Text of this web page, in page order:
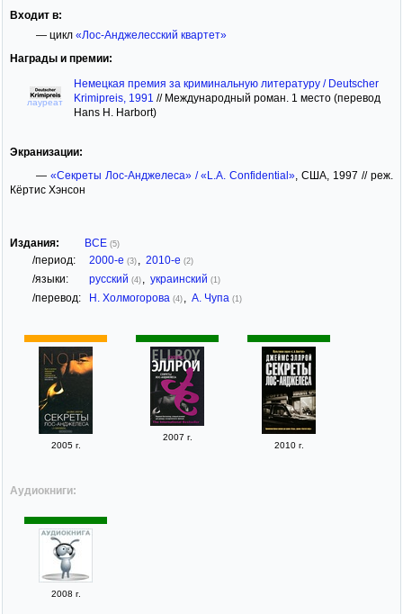
Входит в:
— цикл «Лос-Анджелесский квартет»
Награды и премии:
лауреат
Немецкая премия за криминальную литературу / Deutscher
Krimipreis, 1991 // Международный роман. 1 место (перевод
Hans H. Harbort)
Экранизации:
— «Секреты Лос-Анджелеса» / «L.A. Confidential» , США, 1997 // реж.
Кёртис Хэнсон
Издания: ВСЕ (5)
/период: 2000-е (3) 2010-е (2)
/языки: русский (4) украинский (1)
/перевод: Н. Холмогорова (4) А. Чупа (1)
2005 г.
2007 г.
2010 г.
Аудиокниги:
2008 г.